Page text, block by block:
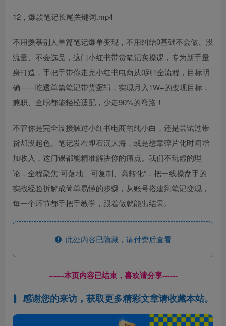
12，爆款笔记长尾关键词.mp4
不用羡慕别人单篇笔记爆单变现，不用纠结0基础不会做、没
流量、不会选品，这门小红书带货笔记实操课，专为新手量
身打造，手把手带你走完小红书电商从0到1全流程，目标明
确——吃透单篇笔记带货逻辑，实现月入1W+的变现目标，
兼职、全职都能轻松适配，少走90%的弯路！
不管你是完全没接触过小红书电商的纯小白，还是尝试过带
货却没起色、笔记发布即石沉大海，或是想靠碎片化时间增
加收入，这门课都能精准解决你的痛点。我们不玩虚的理
论，全程聚焦“可落地、可复制、高转化”，把一线操盘手的
实战经验拆解成简单易懂的步骤，从账号搭建到笔记变现，
每一个环节都手把手教学，跟着做就能出结果。
此处内容已隐藏，请付费后查看
------本页内容已结束，喜欢请分享------
感谢您的来访，获取更多精彩文章请收藏本站。